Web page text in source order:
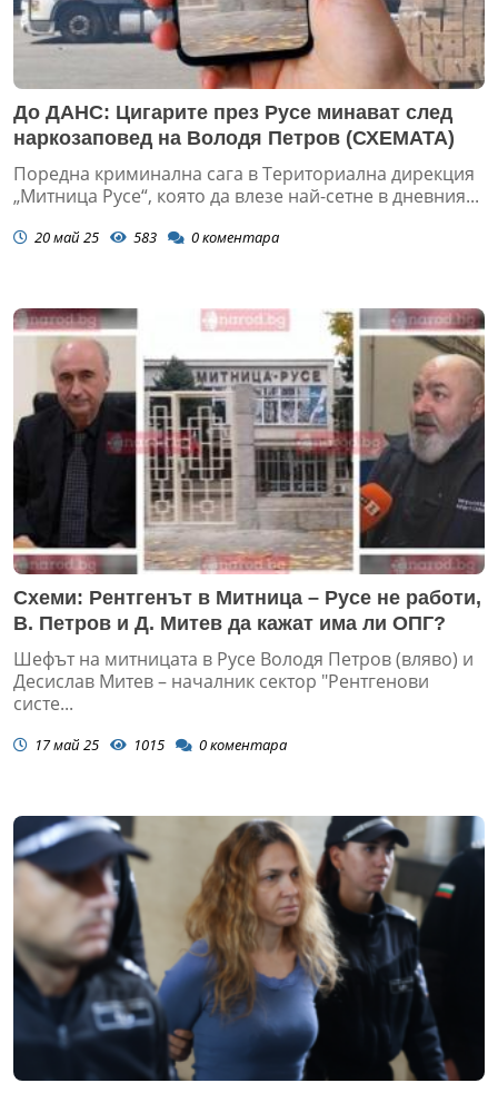
До ДАНС: Цигарите през Русе минават след
наркозаповед на Володя Петров (СХЕМАТА)
Поредна криминална сага в Териториална дирекция
„Митница Русе“, която да влезе най-сетне в дневния...
20 май 25 583 0коментара
Схеми: Рентгенът в Митница – Русе не работи,
В. Петров и Д. Митев да кажат има ли ОПГ?
Шефът на митницата в Русе Володя Петров (вляво) и
Десислав Митев – началник сектор "Рентгенови
систе...
17 май 25 1015 0коментара